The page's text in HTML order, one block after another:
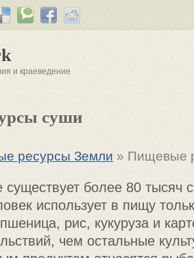
и краеведение
суши
ресурсы Земли » Пищевые
более 80 тысяч
использует в пищу
рис, кукуруза и
чем остальные